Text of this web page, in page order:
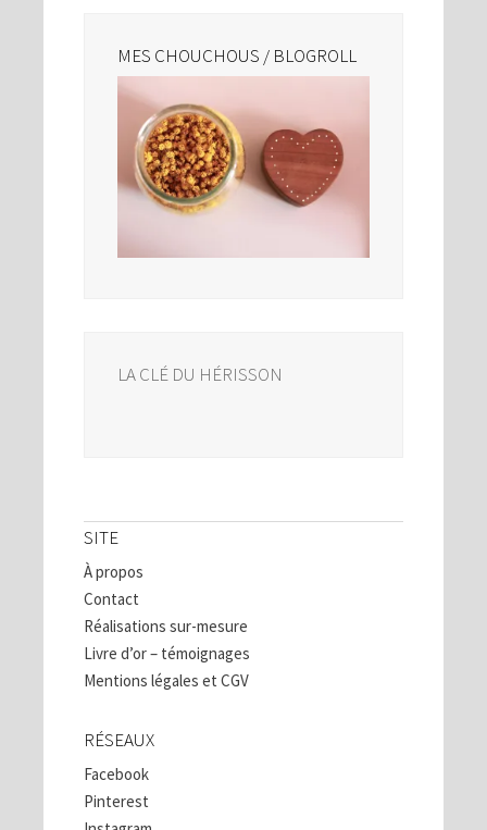
MES CHOUCHOUS / BLOGROLL
LA CLÉ DU HÉRISSON
SITE
À propos
Contact
Réalisations sur-mesure
Livre d’or – témoignages
Mentions légales et CGV
RÉSEAUX
Facebook
Pinterest